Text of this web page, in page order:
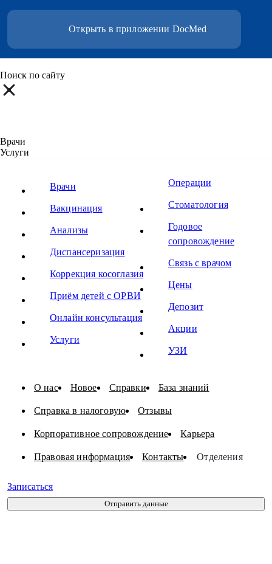
Открыть в приложении DocMed
Поиск по сайту
Врачи
Услуги
Все результаты поиска
Все результаты поиска
Все результаты поиска
Все результаты поиска
Все результаты поиска
По вашему запросу ничего нет
Врачи
Вакцинация
Анализы
Диспансеризация
Коррекция косоглазия
Приём детей с ОРВИ
Онлайн консультация
Услуги
Операции
Стоматология
Годовое
сопровождение
Связь с врачом
Цены
Депозит
Акции
УЗИ
О нас Новое Справки База знаний
Справка в налоговую Отзывы
Корпоративное сопровождение Карьера
Правовая информация Контакты Отделения
Записаться
Отправить данные